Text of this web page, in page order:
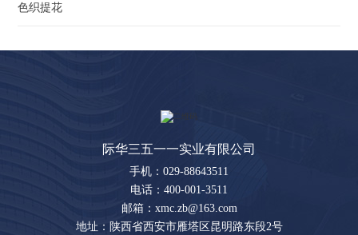
色织提花
际华三五一一实业有限公司
手机：029-88643511
电话：400-001-3511
邮箱：xmc.zb@163.com
地址：陕西省西安市雁塔区昆明路东段2号